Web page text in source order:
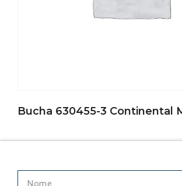
Bucha 630455-3 Continental